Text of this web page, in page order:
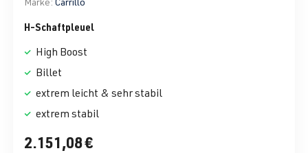
H-Schaftpleuel
High Boost
Billet
extrem leicht & sehr stabil
extrem stabil
2.151,08 €